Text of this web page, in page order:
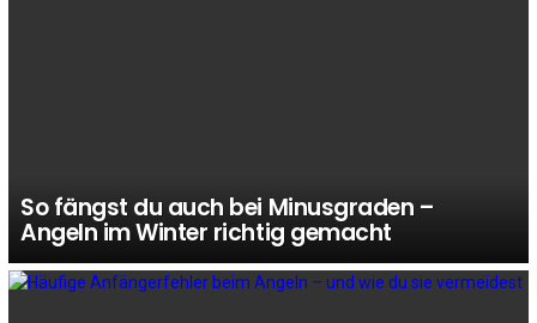
So fängst du auch bei Minusgraden –
Angeln im Winter richtig gemacht